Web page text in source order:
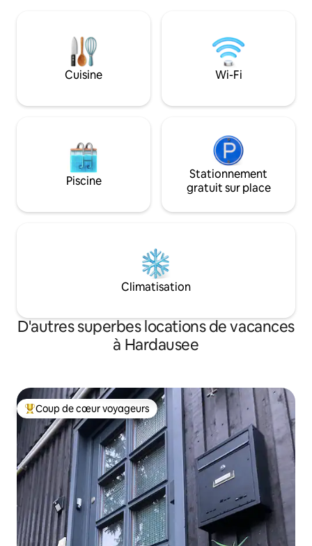
balades à vélo dans la lande ou
simplement prendre un café à
l'extérieur, c'est l'endroit idéal pour
ralentir et vous détendre. Idéal pour les
ceux qui recherchent un peu de paix et
détente ou à un
pompe à chaleur
chauffage et le
installation
roulante
Cuisine Wi-Fi
Piscine
Stationnement
gratuit sur place
Climatisation
D'autres superbes locations de vacances
à Hardausee
Coup de cœur voyageurs parmi les plus aimés
Coup de cœur voyageurs